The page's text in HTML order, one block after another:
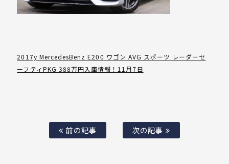
2017y MercedesBenz E200 ワゴン AVG スポーツ レーダーセ
ーフティPKG 388万円入庫情報！11月7日
前の記事 次の記事